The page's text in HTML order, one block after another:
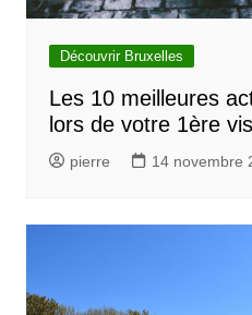
Découvrir Bruxelles
Les 10 meilleures
lors de votre 1ère
pierre 14 novembre